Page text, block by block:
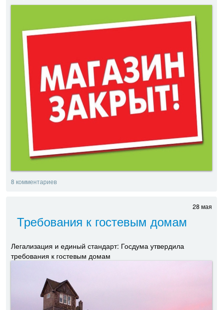
8 комментариев
28 мая
Требования к гостевым домам
Легализация и единый стандарт: Госдума утвердила
требования к гостевым домам